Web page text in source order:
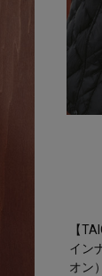
【
イン
オン）